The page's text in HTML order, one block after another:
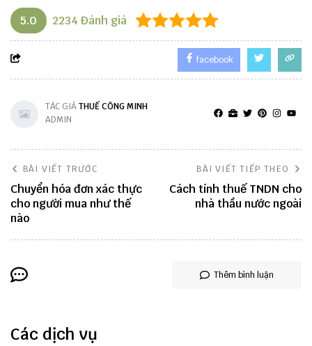
5.0 2234 Đánh giá
facebook
TÁC GIẢTHUẾ CÔNG MINH
ADMIN
BÀI VIẾT TRƯỚC
Chuyển hóa đơn xác thực
cho người mua như thế
nào
BÀI VIẾT TIẾP THEO
Cách tính thuế TNDN cho
nhà thầu nước ngoài
Thêm bình luận
Các dịch vụ